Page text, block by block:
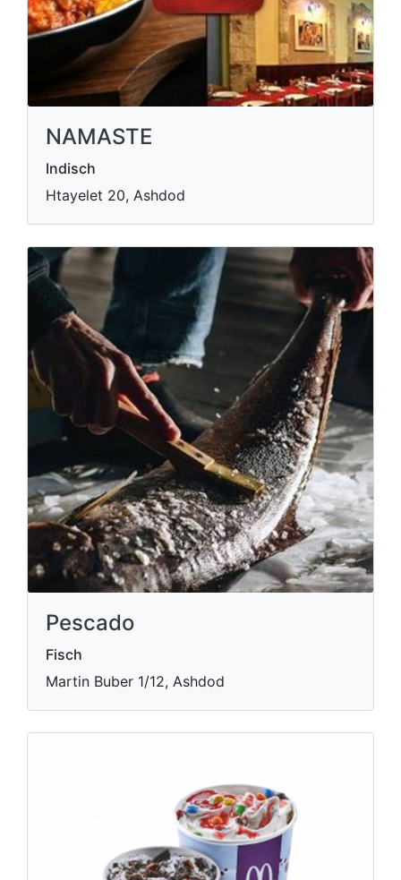
NAMASTE
Indisch
Htayelet 20, Ashdod
Pescado
Fisch
Martin Buber 1/12, Ashdod